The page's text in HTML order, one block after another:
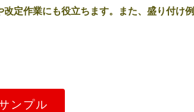
定作業にも役立ちます。また、盛り付け
ンプル